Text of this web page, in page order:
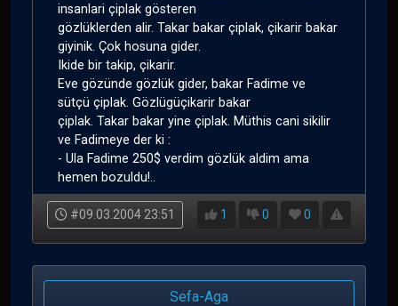
insanlari çiplak gösteren
gözlüklerden alir. Takar bakar çiplak, çikarir bakar
giyinik. Çok hosuna gider.
Ikide bir takip, çikarir.
Eve gözünde gözlük gider, bakar Fadime ve
sütçü çiplak. Gözlügüçikarir bakar
çiplak. Takar bakar yine çiplak. Müthis cani sikilir
ve Fadimeye der ki :
- Ula Fadime 250$ verdim gözlük aldim ama
hemen bozuldu!..
#09.03.2004 23:51 1 0 0
Sefa-Aga